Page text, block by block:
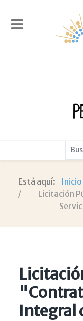
Está aquí: Inicio
Licitación
Integral